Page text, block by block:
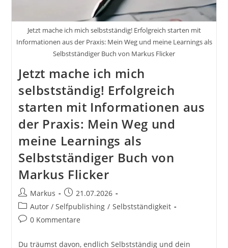
Jetzt mache ich mich selbstständig! Erfolgreich starten mit
Informationen aus der Praxis: Mein Weg und meine Learnings als
Selbstständiger Buch von Markus Flicker
Jetzt mache ich mich
selbstständig! Erfolgreich
starten mit Informationen aus
der Praxis: Mein Weg und
meine Learnings als
Selbstständiger Buch von
Markus Flicker
Beitrags-
Autor:
Markus
Beitrag
veröffentlicht:
21.07.2026
Beitrags-
Kategorie:
Autor / Selfpublishing / Selbstständigkeit
Beitrags-
0 Kommentare
Du träumst davon, endlich Selbstständig und dein